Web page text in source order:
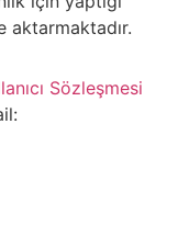
aktarmaktadır.
Sözleşmesi